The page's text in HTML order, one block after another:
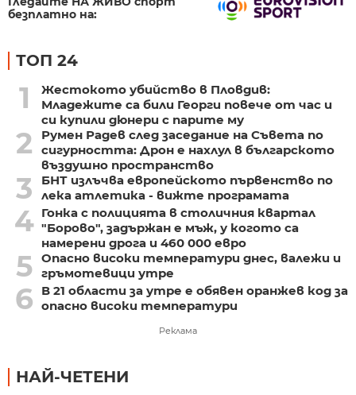
безплатно на:
ТОП 24
1
Жестокото убийство в Пловдив:
Младежите са били Георги повече от час и
си купили дюнери с парите му
2
Румен Радев след заседание на Съвета по
сигурността: Дрон е нахлул в българското
въздушно пространство
3
БНТ излъчва европейското първенство по
лека атлетика - вижте програмата
4 Гонка с полицията в столичния квартал
"Борово", задържан е мъж, у когото са
намерени дрога и 460 000 евро
5 Опасно високи температури днес, валежи и
гръмотевици утре
6
В 21 области за утре е обявен оранжев код за
опасно високи температури
Реклама
НАЙ-ЧЕТЕНИ